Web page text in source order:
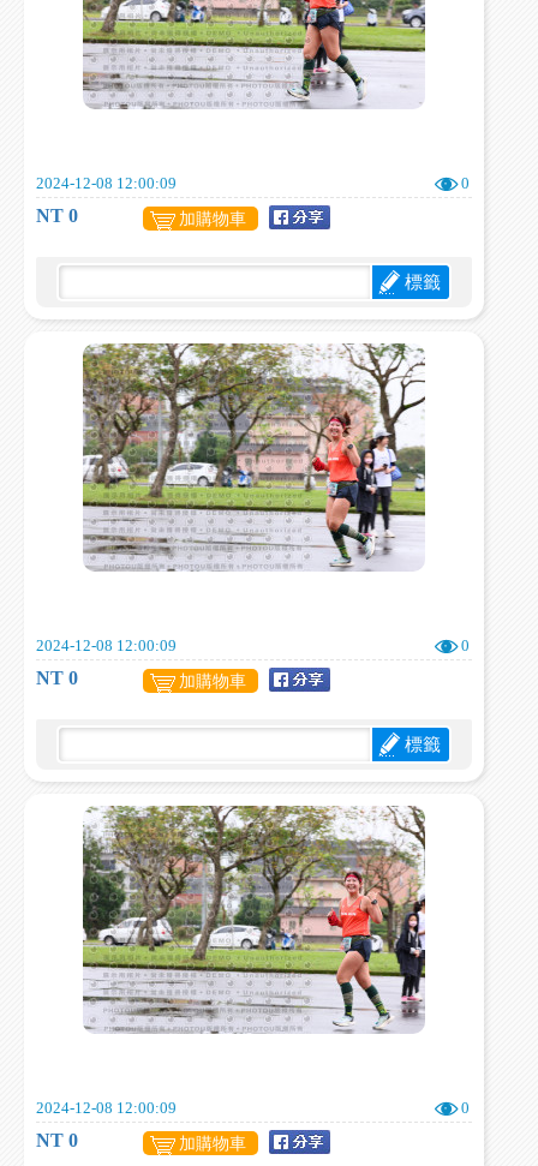
2024-12-08 12:00:09 0
NT 0 加購物車
標籤
2024-12-08 12:00:09 0
NT 0 加購物車
標籤
2024-12-08 12:00:09 0
NT 0 加購物車